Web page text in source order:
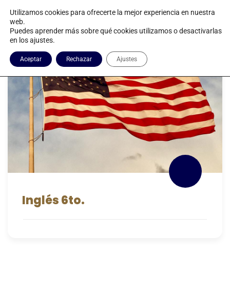
6to. Secundaria
Inglés 6to.
Utilizamos cookies para ofrecerte la mejor experiencia en nuestra
web.
Puedes aprender más sobre qué cookies utilizamos o desactivarlas
en los ajustes.
Aceptar Rechazar Ajustes